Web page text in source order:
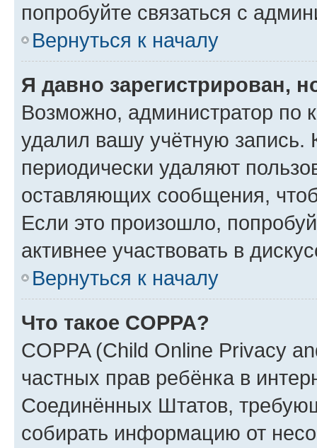
попробуйте связаться с
Вернуться к началу
Я давно зарегистрирован,
Возможно, администратор по
удалил вашу учётную запись.
периодически удаляют
оставляющих сообщения,
Если это произошло,
активнее участвовать в
Вернуться к началу
Что такое COPPA?
COPPA (Child Online Privacy
частных прав ребёнка в
Соединённых Штатов,
собирать информацию от